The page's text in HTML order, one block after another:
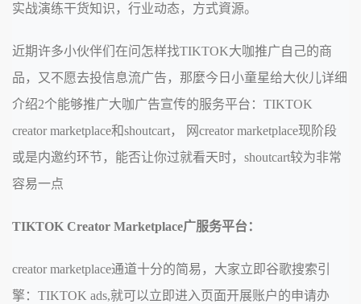
实战演练干货知识，行业动态，方式資源。
近期许多小伙伴们在问怎样找TIKTOK大咖推广自己的商
品，又不愿去投信息流广告，那麼今日小童星给大伙儿详细
介绍2个能够推广大咖广告宣传的服务平台：TIKTOK
creator marketplace和shoutcart， 网creator marketplace现阶段
或是内邀约环节，能否让你过就看天时，shoutcart较为非常
容易一点
TIKTOK Creator Marketplace广服务平台：
creator marketplace通道十分的简易，大家立即谷歌搜索引
擎：TIKTOK ads,就可以立即进入页面开展账户的申请办